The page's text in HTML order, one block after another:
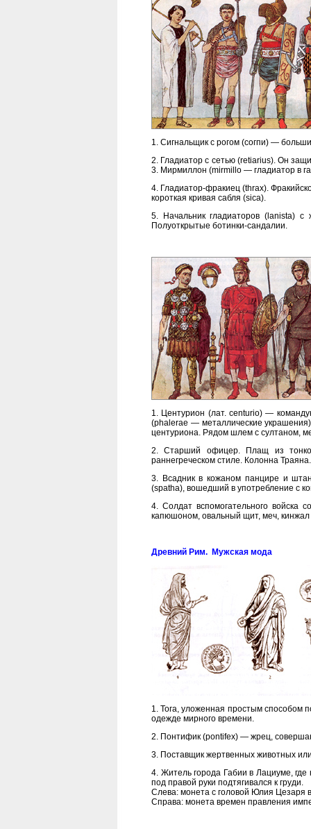
1. Сигнальщик с рогом (согпи) —
2. Гладиатор с сетью (retiarius). Он
3. Мирмиллон (mirmillo — гладиатор в
4. Гладиатор-фракиец (thrax).
короткая кривая сабля (sica).
5. Начальник гладиаторов (lanista)
Полуоткрытые ботинки-сандалии.
1. Центурион (лат. centurio) —
(phalerae — металлические
центуриона. Рядом шлем с султаном,
2. Старший офицер. Плащ из
раннегреческом стиле. Колонна Траяна.
3. Всадник в кожаном панцире и
(spatha), вошедший в употребление с
4. Солдат вспомогательного войска
капюшоном, овальный щит, меч, кинжал
Древний Рим. Мужская мода
1. Тога, уложенная простым способом
одежде мирного времени.
2. Понтифик (pontifex) — жрец,
3. Поставщик жертвенных животных
4. Житель города Габии в Лациуме,
под правой руки подтягивался к груди.
Слева: монета с головой Юлия Цезаря
Справа: монета времен правления